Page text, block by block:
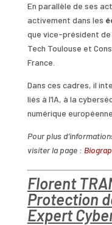
En parallèle de ses
activement dans les
que vice-président de
Tech Toulouse et
France.
Dans ces cadres, il
liés à l’IA, à la
numérique
Pour plus
visiter la page :
Florent
Protection
Expert